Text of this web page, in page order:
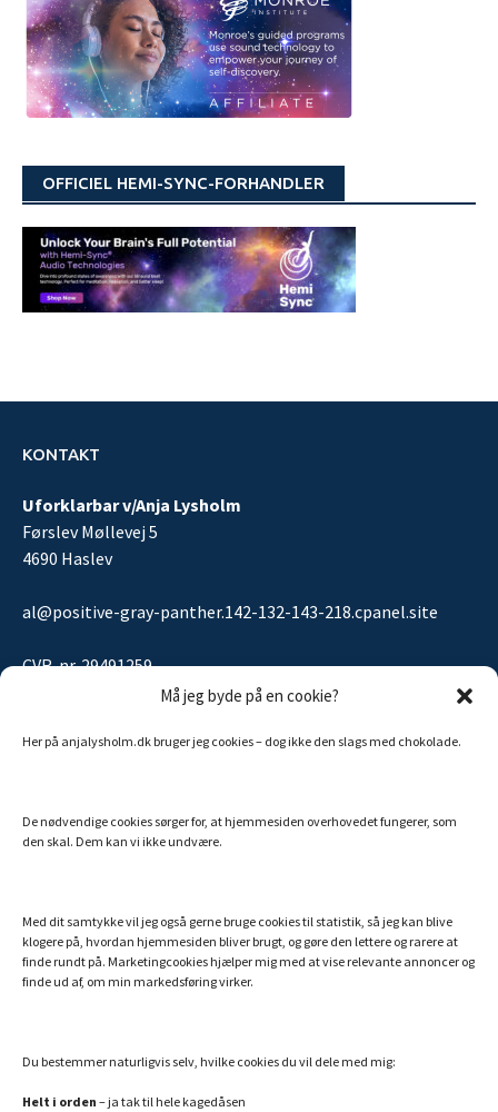
Må jeg byde på en cookie?
Her på anjalysholm.dk bruger jeg cookies – dog ikke den slags med chokolade.
De nødvendige cookies sørger for, at hjemmesiden overhovedet fungerer, som
den skal. Dem kan vi ikke undvære.
Med dit samtykke vil jeg også gerne bruge cookies til statistik, så jeg kan blive
klogere på, hvordan hjemmesiden bliver brugt, og gøre den lettere og rarere at
finde rundt på. Marketingcookies hjælper mig med at vise relevante annoncer og
finde ud af, om min markedsføring virker.
Du bestemmer naturligvis selv, hvilke cookies du vil dele med mig:
Helt i orden – ja tak til hele kagedåsen
OFFICIEL HEMI-SYNC-FORHANDLER
KONTAKT
Uforklarbar v/Anja Lysholm
Førslev Møllevej 5
4690 Haslev
al@positive-gray-panther.142-132-143-218.cpanel.site
CVR-nr. 29491259
MINE ANDRE SIDER
Efterlivet.dk
Essentielle olier fra doTERRA
Hemi-Sync – din danske guide
Verdens bedste collagenpulver med NMN og resveratrol